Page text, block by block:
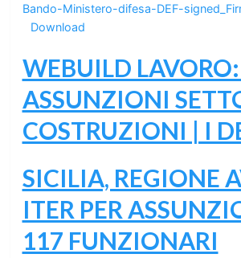
Bando-Ministero-difesa-DEF-
Download
WEBUILD
ASSUNZIONI
COSTRUZIONI | I
SICILIA, REGIONE
ITER PER
117 FUNZIONARI